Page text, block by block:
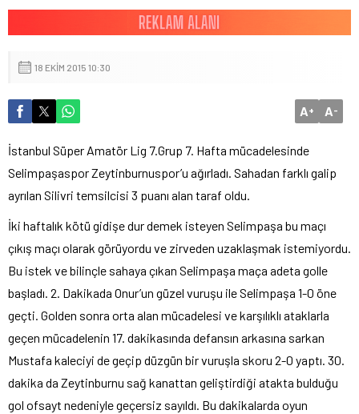
18 EKIM 2015 10:30
A+ A-
İstanbul Süper Amatör Lig 7.Grup 7. Hafta mücadelesinde
Selimpaşaspor Zeytinburnuspor’u ağırladı. Sahadan farklı galip
ayrılan Silivri temsilcisi 3 puanı alan taraf oldu.
İki haftalık kötü gidişe dur demek isteyen Selimpaşa bu maçı
çıkış maçı olarak görüyordu ve zirveden uzaklaşmak istemiyordu.
Bu istek ve bilinçle sahaya çıkan Selimpaşa maça adeta golle
başladı. 2. Dakikada Onur’un güzel vuruşu ile Selimpaşa 1-0 öne
geçti. Golden sonra orta alan mücadelesi ve karşılıklı ataklarla
geçen mücadelenin 17. dakikasında defansın arkasına sarkan
Mustafa kaleciyi de geçip düzgün bir vuruşla skoru 2-0 yaptı. 30.
dakika da Zeytinburnu sağ kanattan geliştirdiği atakta bulduğu
gol ofsayt nedeniyle geçersiz sayıldı. Bu dakikalarda oyun